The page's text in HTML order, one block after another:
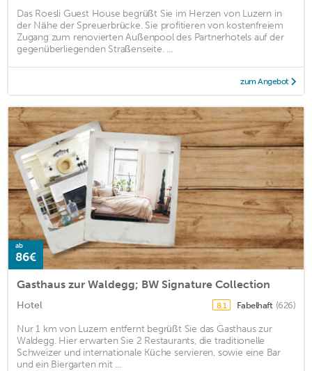
Das Roesli Guest House begrüßt Sie im Herzen von Luzern in
der Nähe der Spreuerbrücke. Sie profitieren von kostenfreiem
Zugang zum renovierten Außenpool des Partnerhotels auf der
gegenüberliegenden Straßenseite. ...
zum Angebot
ab
86€
Gasthaus zur Waldegg; BW Signature Collection
Hotel 8,1 Fabelhaft (626)
Nur 1 km von Luzern entfernt begrüßt Sie das Gasthaus zur
Waldegg. Hier erwarten Sie 2 Restaurants, die traditionelle
Schweizer und internationale Küche servieren, sowie eine Bar
und ein Biergarten mit ...